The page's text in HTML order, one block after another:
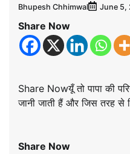
Bhupesh Chhimwal June 5,
Share Now
Share Nowयूँ तो पापा की
जानी जाती हैं और जिस तरह से
Share Now